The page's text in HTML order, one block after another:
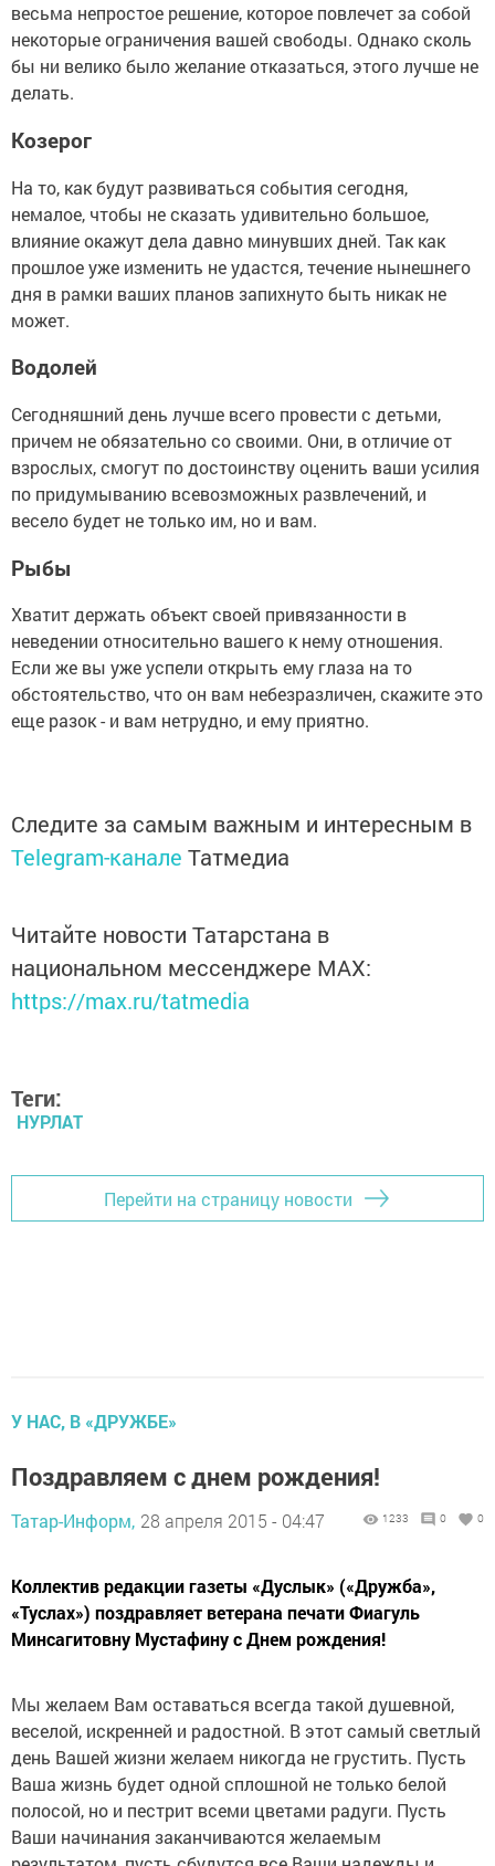
весьма непростое решение, которое повлечет за собой
некоторые ограничения вашей свободы. Однако сколь
бы ни велико было желание отказаться, этого лучше не
делать.
Козерог
На то, как будут развиваться события сегодня,
немалое, чтобы не сказать удивительно большое,
влияние окажут дела давно минувших дней. Так как
прошлое уже изменить не удастся, течение нынешнего
дня в рамки ваших планов запихнуто быть никак не
может.
Водолей
Сегодняшний день лучше всего провести с детьми,
причем не обязательно со своими. Они, в отличие от
взрослых, смогут по достоинству оценить ваши усилия
по придумыванию всевозможных развлечений, и
весело будет не только им, но и вам.
Рыбы
Хватит держать объект своей привязанности в
неведении относительно вашего к нему отношения.
Если же вы уже успели открыть ему глаза на то
обстоятельство, что он вам небезразличен, скажите это
еще разок - и вам нетрудно, и ему приятно.
Следите за самым важным и интересным в
Telegram-канале Татмедиа
Читайте новости Татарстана в
национальном мессенджере MАХ:
https://max.ru/tatmedia
Теги:
НУРЛАТ
Перейти на страницу новости
У НАС, В «ДРУЖБЕ»
Поздравляем с днем рождения!
Татар-Информ, 28 апреля 2015 - 04:47 1233 0 0
Коллектив редакции газеты «Дуслык» («Дружба»,
«Туслах») поздравляет ветерана печати Фиагуль
Минсагитовну Мустафину с Днем рождения!
Мы желаем Вам оставаться всегда такой душевной,
веселой, искренней и радостной. В этот самый светлый
день Вашей жизни желаем никогда не грустить. Пусть
Ваша жизнь будет одной сплошной не только белой
полосой, но и пестрит всеми цветами радуги. Пусть
Ваши начинания заканчиваются желаемым